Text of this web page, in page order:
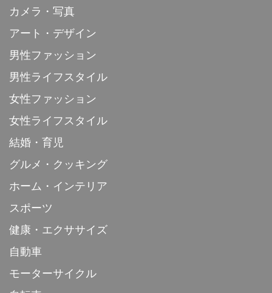
カメラ・写真
アート・デザイン
男性ファッション
男性ライフスタイル
女性ファッション
女性ライフスタイル
結婚・育児
グルメ・クッキング
ホーム・インテリア
スポーツ
健康・エクササイズ
自動車
モーターサイクル